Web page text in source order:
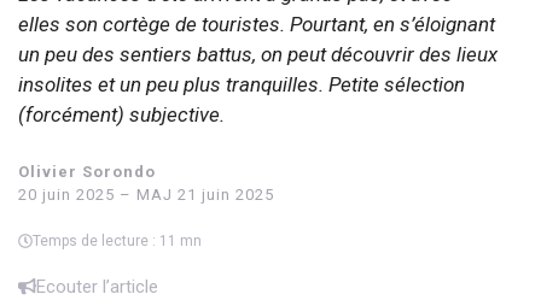
elles son cortège de touristes. Pourtant, en s’éloignant
un peu des sentiers battus, on peut découvrir des lieux
insolites et un peu plus tranquilles. Petite sélection
(forcément) subjective.
Olivier Sorondo
20 juin 2025 – MAJ 21 juin 2025
Temps de lecture : 11 mn
Ecouter l’article